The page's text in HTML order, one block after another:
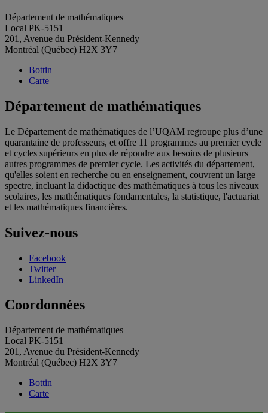
Département de mathématiques
Local PK-5151
201, Avenue du Président-Kennedy
Montréal (Québec) H2X 3Y7
Bottin
Carte
Département de mathématiques
Le Département de mathématiques de l’UQAM regroupe plus d’une
quarantaine de professeurs, et offre 11 programmes au premier cycle
et cycles supérieurs en plus de répondre aux besoins de plusieurs
autres programmes de premier cycle. Les activités du département,
qu'elles soient en recherche ou en enseignement, couvrent un large
spectre, incluant la didactique des mathématiques à tous les niveaux
scolaires, les mathématiques fondamentales, la statistique, l'actuariat
et les mathématiques financières.
Suivez-nous
Facebook
Twitter
LinkedIn
Coordonnées
Département de mathématiques
Local PK-5151
201, Avenue du Président-Kennedy
Montréal (Québec) H2X 3Y7
Bottin
Carte